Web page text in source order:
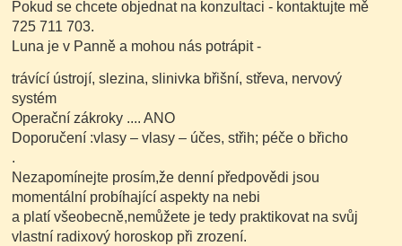
Pokud se chcete objednat na konzultaci - kontaktujte mě
725 711 703.
Luna je v Panně a mohou nás potrápit -
trávící ústrojí, slezina, slinivka břišní, střeva, nervový
systém
Operační zákroky .... ANO
Doporučení :vlasy – vlasy – účes, střih; péče o břicho
.
Nezapomínejte prosím,že denní předpovědi jsou
momentální probíhající aspekty na nebi
a platí všeobecně,nemůžete je tedy praktikovat na svůj
vlastní radixový horoskop při zrození.